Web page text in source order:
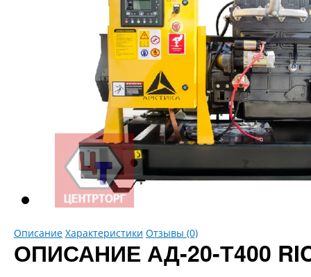
Описание Характеристики Отзывы (0)
ОПИСАНИЕ АД-20-Т400